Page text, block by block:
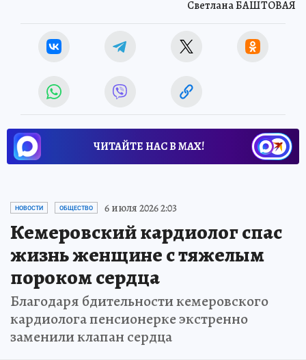
Светлана БАШТОВАЯ
ЧИТАЙТЕ НАС В МАХ!
НОВОСТИ ОБЩЕСТВО 6 июля 2026 2:03
Кемеровский кардиолог спас
жизнь женщине с тяжелым
пороком сердца
Благодаря бдительности кемеровского
кардиолога пенсионерке экстренно
заменили клапан сердца